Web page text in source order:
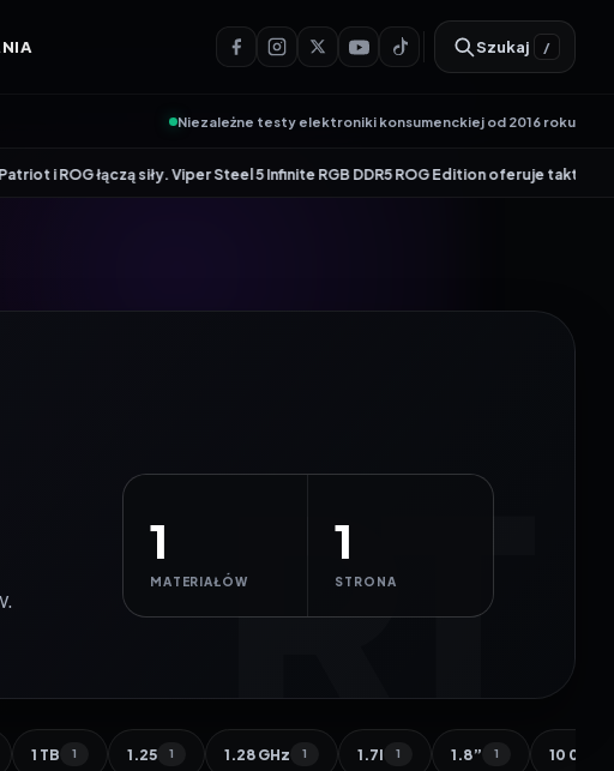
Szukaj /
Niezależne testy elektroniki konsumenckiej od 2016 roku
siły. Viper Steel 5 Infinite RGB DDR5 ROG Edition oferuje taktowanie do 8600
1
MATERIAŁÓW
1
STRONA
1 TB 1 1.25 1 1.28 GHz 1 1.7l 1 1.8” 1 10 000